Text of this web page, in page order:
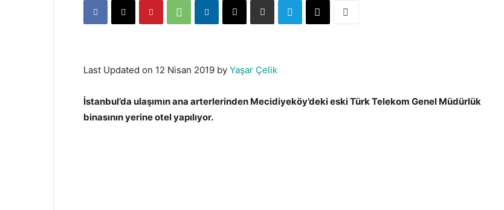
Last Updated on 12 Nisan 2019 by Yaşar Çelik
İstanbul’da ulaşımın ana arterlerinden Mecidiyeköy’deki eski Türk Telekom Genel Müdürlük
binasının yerine otel yapılıyor.